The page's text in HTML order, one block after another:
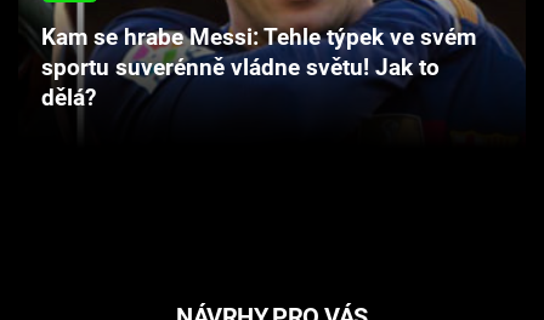
Cool Esport
Pořady
Kam se hrabe Messi: Tehle týpek ve svém
sportu suverénně vládne světu! Jak to
dělá?